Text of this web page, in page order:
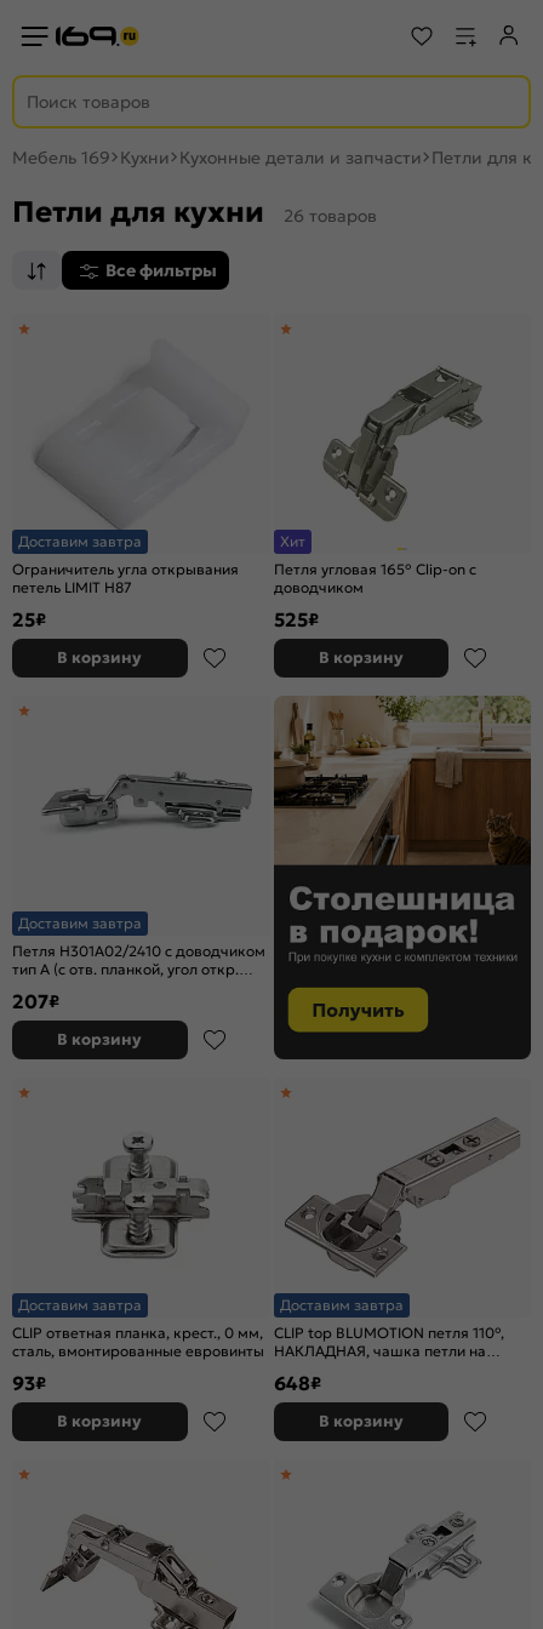
Мебель 169 Кухни Кухонные детали и запчасти Петли для
Петли для кухни 26 товаров
Все фильтры
Доставим завтра
Ограничитель угла открывания
петель LIMIT H87
25₽
В корзину
Хит
Петля угловая 165° Clip-on с
доводчиком
525₽
В корзину
Доставим завтра
Петля H301A02/2410 c доводчиком
тип А (с отв. планкой, угол откр.
207₽
В корзину
Доставим завтра
CLIP ответная планка, крест., 0 мм,
сталь, вмонтированные евровинты
93₽
В корзину
Доставим завтра
CLIP top BLUMOTION петля 110°,
НАКЛАДНАЯ, чашка петли на
648₽
В корзину